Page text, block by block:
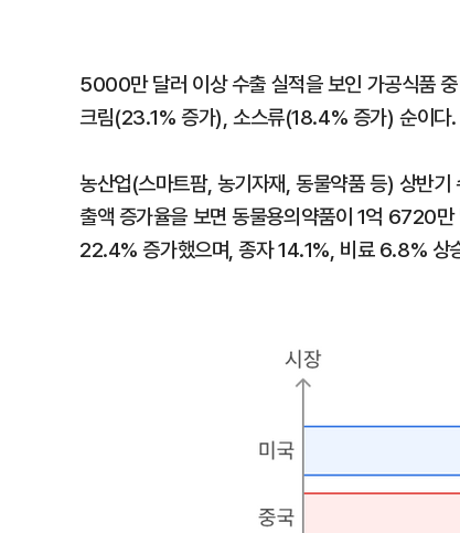
5000만 달러 이상 수출 실적을 보인 가공식품
크림(23.1% 증가), 소스류(18.4% 증가) 순이다.
농산업(스마트팜, 농기자재, 동물약품 등) 상반
출액 증가율을 보면 동물용의약품이 1억 6720
22.4% 증가했으며, 종자 14.1%, 비료 6.8% 상